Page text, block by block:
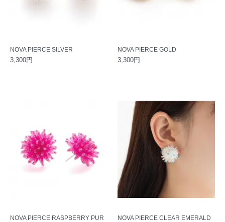
NOVA PIERCE SILVER
3,300円
NOVA PIERCE GOLD
3,300円
NOVA PIERCE RASPBERRY PUR
NOVA PIERCE CLEAR EMERALD